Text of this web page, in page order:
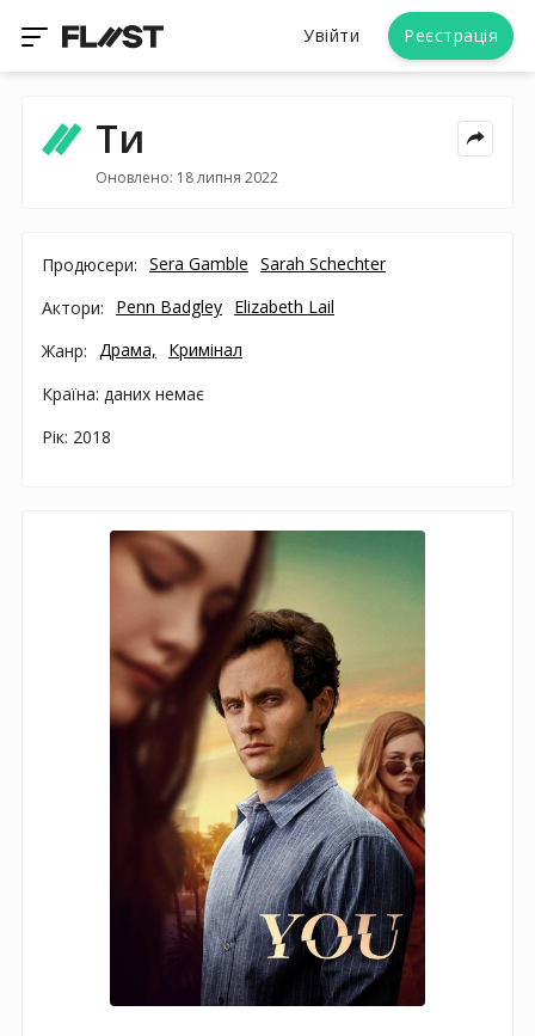
Увійти Реєстрація
Ти
Оновлено: 18 липня 2022
Продюсери: Sera Gamble Sarah Schechter
Актори:
Penn Badgley Elizabeth Lail
Жанр:
Драма,
Кримінал
Країна: даних немає
Рік: 2018